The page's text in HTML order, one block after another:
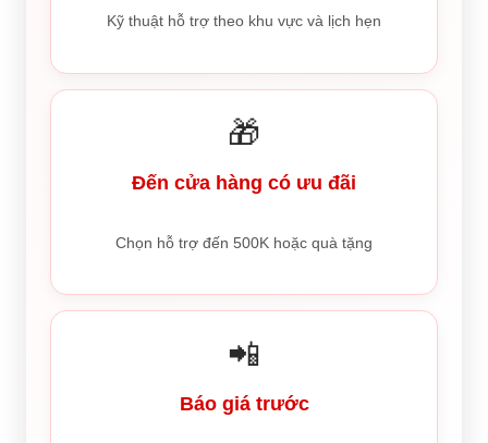
Kỹ thuật hỗ trợ theo khu vực và lịch hẹn
🎁
Đến cửa hàng có ưu đãi
Chọn hỗ trợ đến 500K hoặc quà tặng
📲
Báo giá trước